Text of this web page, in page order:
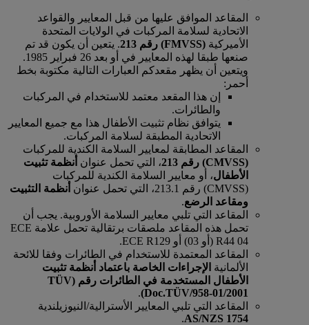
المقاعد الموافق عليها من قبل المعايير والقواعد
الاتحادية لسلامة المركبات في الولايات المتحدة
الأميركية (FMVSS) رقم 213
. يتعين أن يكون قد تم
صنعها طبقا لهذه المعايير في أو بعد 26 فبراير 1985.
ويتعين أن يظهر مقعدكم العبارات التالية مكتوبة بخط
أحمر:
إن هذا المقعد معتمد للاستخدام في المركبات
والطائرات.
يتوافق نظام تثبيت الأطفال هذا مع جميع المعايير
الاتحادية المطبقة لسلامة المركبات.
المقاعد المطابقة لمعايير السلامة الكندية للمركبات
(CMVSS) رقم 213
، التي تحمل عنوان أنظمة تثبيت
الأطفال، أو معايير السلامة الكندية للمركبات
(CMVSS) رقم 213.1، التي تحمل عنوان
أنظمة التثبيت
ومقاعد الرضع.
المقاعد التي تلبي معايير السلامة الأوروبية. يجب أن
تحمل هذه المقاعد ملصقات برتقالية تحمل علامة ECE
R44 04 (أو 03) أو ECE R129.
المقاعد المعتمدة للاستخدام في الطائرات وفقا للائحة
الألمانية الإجراءات الخاصة باعتماد أنظمة تثبيت
الأطفال المستخدمة في الطائرات
رقم (TÜV
Doc.TÜV/958-01/2001)
.
المقاعد التي تلبي المعايير الأسترالية/النيوزيلندية
AS/NZS 1754
.